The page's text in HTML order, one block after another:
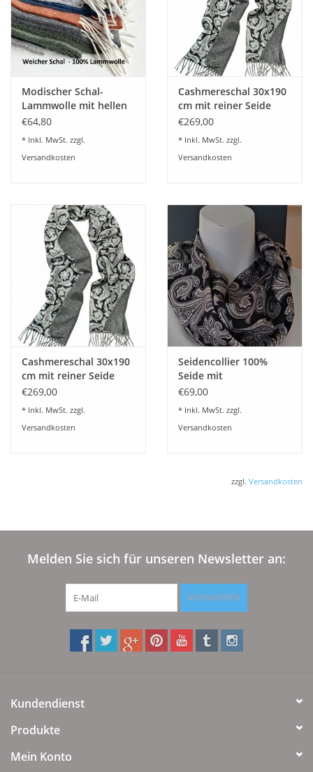
Modischer Schal-
Lammwolle mit hellen
Fransen- 24
€64,80
* Inkl. MwSt. zzgl.
Versandkosten
Cashmereschal 30x190
cm mit reiner Seide
abgefüttert und
€269,00
* Inkl. MwSt. zzgl.
Versandkosten
Cashmereschal 30x190
cm mit reiner Seide
abgefüttert und
€269,00
* Inkl. MwSt. zzgl.
Versandkosten
Seidencollier 100%
Seide mit
Magnetverschluß
€69,00
* Inkl. MwSt. zzgl.
Versandkosten
zzgl. Versandkosten
Melden Sie sich für unseren Newsletter an:
ABONNIEREN
Kundendienst
Produkte
Mein Konto